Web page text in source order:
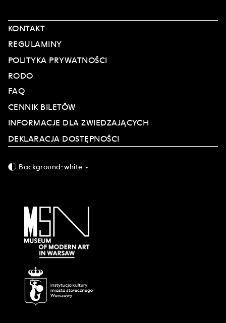
KONTAKT
REGULAMINY
POLITYKA PRYWATNOŚCI
RODO
FAQ
CENNIK BILETÓW
INFORMACJE DLA ZWIEDZAJĄCYCH
DEKLARACJA DOSTĘPNOŚCI
Background:white arrow_drop_down